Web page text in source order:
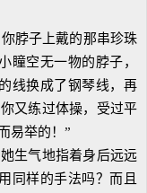
脖子上戴的那串珍珠
瞳空无一物的脖子，
线换成了钢琴线，再
又练过体操，受过平
易举的！”
生气地指着身后远远
同样的手法吗？而且